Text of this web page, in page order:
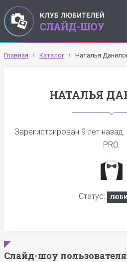
Главная Каталог Наталья
НАТАЛЬЯ
Зарегистрирован 9 лет назад
PRO.
Статус:
Слайд-шоу пользователя